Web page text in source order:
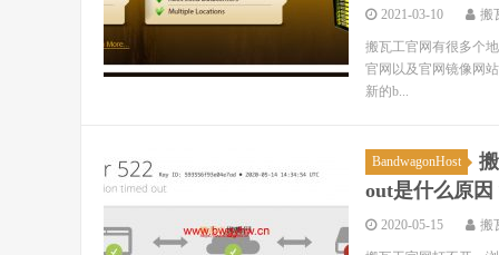
2021-03-10 搬
搬瓦工官网有很多个
官网以及官网镜像网站
新的b...
BandwagonHost
out是什么原因
2020-05-15 搬